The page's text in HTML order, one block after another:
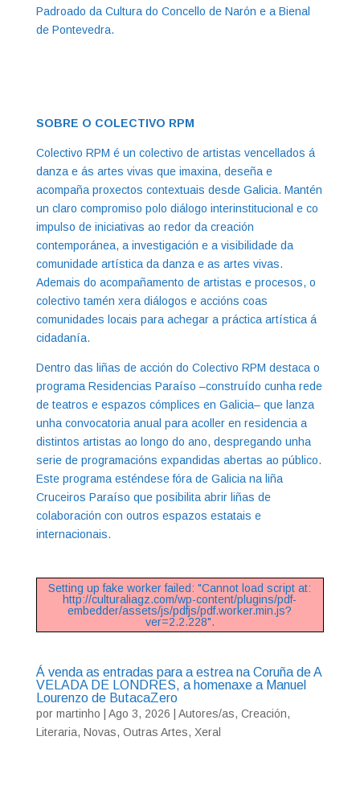
Padroado da Cultura do Concello de Narón e a Bienal
de Pontevedra.
SOBRE O COLECTIVO RPM
Colectivo RPM é un colectivo de artistas vencellados á
danza e ás artes vivas que imaxina, deseña e
acompaña proxectos contextuais desde Galicia. Mantén
un claro compromiso polo diálogo interinstitucional e co
impulso de iniciativas ao redor da creación
contemporánea, a investigación e a visibilidade da
comunidade artística da danza e as artes vivas.
Ademais do acompañamento de artistas e procesos, o
colectivo tamén xera diálogos e accións coas
comunidades locais para achegar a práctica artística á
cidadanía.
Dentro das liñas de acción do Colectivo RPM destaca o
programa Residencias Paraíso –construído cunha rede
de teatros e espazos cómplices en Galicia– que lanza
unha convocatoria anual para acoller en residencia a
distintos artistas ao longo do ano, despregando unha
serie de programacións expandidas abertas ao público.
Este programa esténdese fóra de Galicia na liña
Cruceiros Paraíso que posibilita abrir liñas de
colaboración con outros espazos estatais e
internacionais.
Setting up fake worker failed: "Cannot load script at:
http://culturaliagz.com/wp-content/plugins/pdf-
embedder/assets/js/pdfjs/pdf.worker.min.js?
ver=2.2.228".
Á venda as entradas para a estrea na Coruña de A
VELADA DE LONDRES, a homenaxe a Manuel
Lourenzo de ButacaZero
por martinho Ago 3, 2026 Autores/as, Creación,
Literaria, Novas, Outras Artes, Xeral